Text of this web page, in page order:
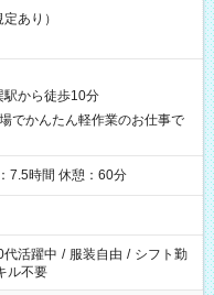
あり）
駅から徒歩10分
でかんたん軽作業のお仕事で
7.5時間 休憩：60分
代活躍中 / 服装自由 / シフト勤
ル不要